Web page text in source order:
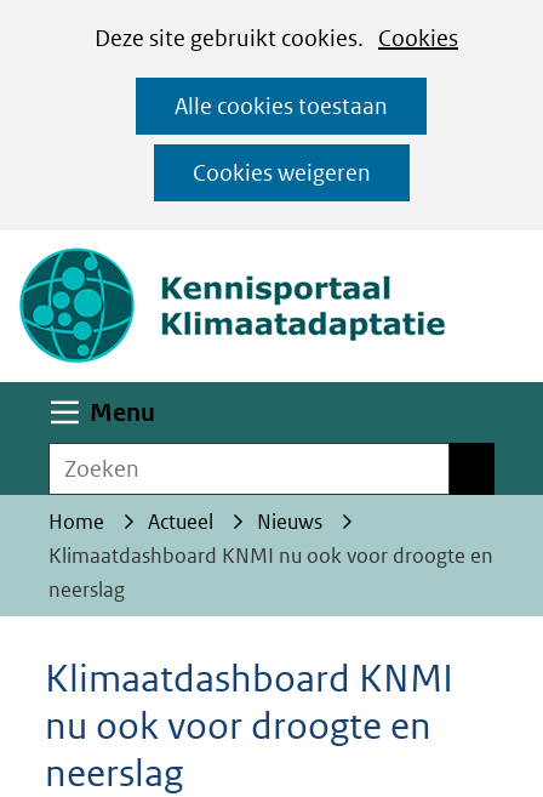
CookiesDeze site gebruikt cookies. Cookies
op
deze
website
worden
toegestaan
geweigerd.
Alle cookies toestaan
Cookies weigeren
Ga
naar
de
inhoud
Menu
Zoeken
Home Actueel
Nieuws
Klimaatdashboard KNMI nu ook voor droogte en
neerslag
Klimaatdashboard KNMI
nu ook voor droogte en
neerslag